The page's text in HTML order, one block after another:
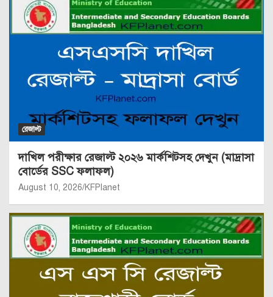
রেজাল্ট
দাখিল পরীক্ষার রেজাল্ট ২০২৬ মার্কশিটসহ দেখুন (মাদ্রাসা
বোর্ডের SSC ফলাফল)
August 10, 2026 KFPlanet